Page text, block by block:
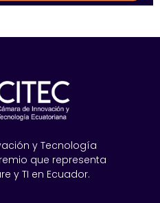
y Tecnología
que representa
y TI en Ecuador.